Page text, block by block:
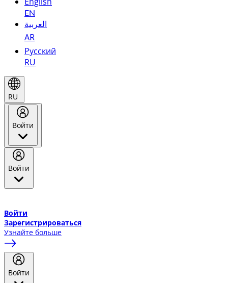
EN
العربية
AR
Русский
RU
RU
Войти
Войти
Войти
Зарегистрироваться
Узнайте больше
Войти